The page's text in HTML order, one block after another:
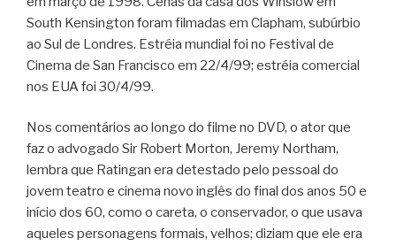
South Kensington foram filmadas em Clapham, subúrbio
ao Sul de Londres. Estréia mundial foi no Festival de
Cinema de San Francisco em 22/4/99; estréia comercial
nos EUA foi 30/4/99.
Nos comentários ao longo do filme no DVD, o ator que
faz o advogado Sir Robert Morton, Jeremy Northam,
lembra que Ratingan era detestado pelo pessoal do
jovem teatro e cinema novo inglês do final dos anos 50 e
início dos 60, como o careta, o conservador, o que usava
aqueles personagens formais, velhos; diziam que ele era